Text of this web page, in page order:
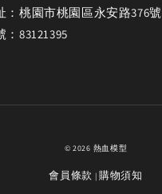
：桃園市桃園區永安路376號
：83121395
© 2026 熱血模型
會員條款 |購物須知